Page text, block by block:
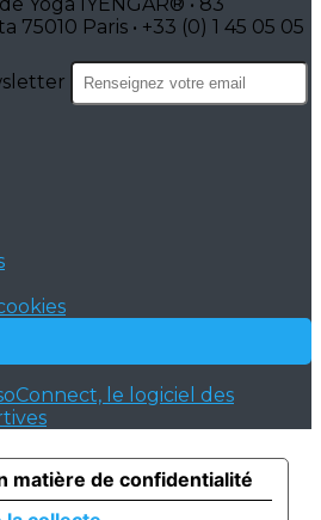
Paris • +33 (0) 1 45 05 05
le logiciel des
matière de confidentialité